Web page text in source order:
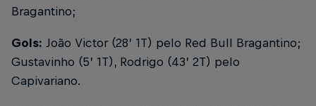
Bragantino;
Gols: João Victor (28’ 1T) pelo Red Bull Bragantino;
Gustavinho (5’ 1T), Rodrigo (43’ 2T) pelo
Capivariano.